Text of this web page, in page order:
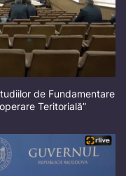
de Fundamentare
Teritorială”